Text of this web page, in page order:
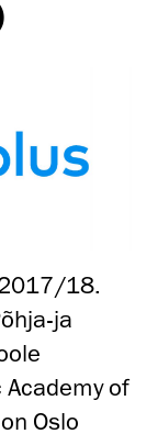
18.
ja
of
Oslo